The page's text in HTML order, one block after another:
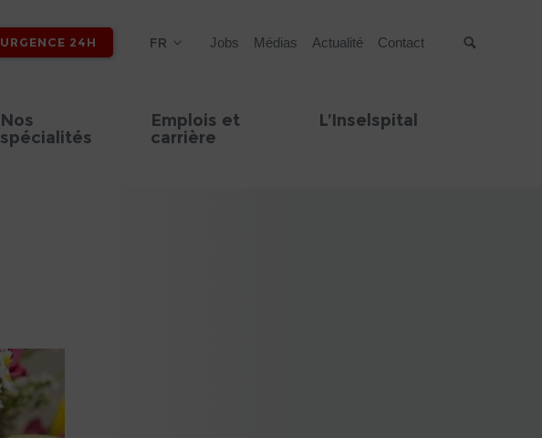
URGENCE 24H FR Jobs Médias Actualité Contact
Nos
spécialités
Emplois et
carrière
L’Inselspital